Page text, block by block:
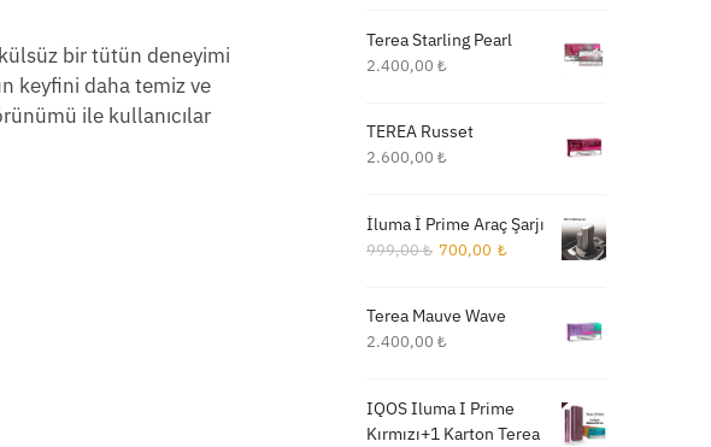
bir tütün deneyimi
keyfini daha temiz ve
ile kullanıcılar
Terea Starling Pearl
2.400,00₺
TEREA Russet
2.600,00₺
İluma İ Prime Araç Şarjı
999,00₺ Orijinal
700,00 ₺Şu
700,00 ₺.
Terea Mauve Wave
2.400,00₺
IQOS Iluma I Prime
Kırmızı+1 Karton Terea